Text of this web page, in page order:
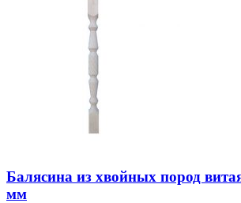
Балясина из хвойных пород
мм